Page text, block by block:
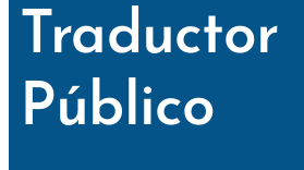
Traductor
Público